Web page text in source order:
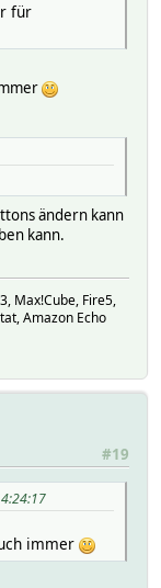
für
ändern kann
kann.
Max!Cube, Fire5,
Amazon Echo
#19
immer